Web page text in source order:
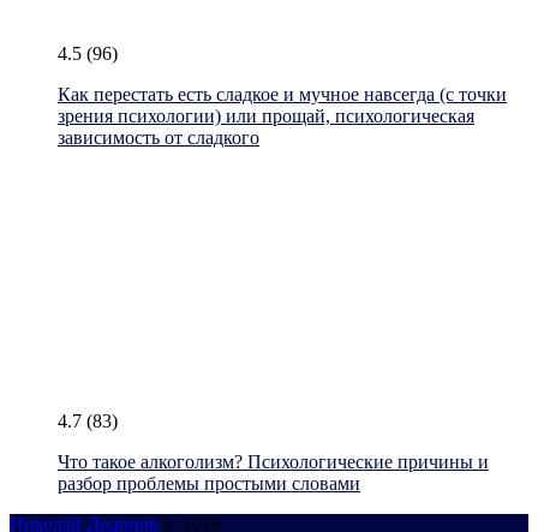
4.5 (96)
Как перестать есть сладкое и мучное навсегда (с точки
зрения психологии) или прощай, психологическая
зависимость от сладкого
4.7 (83)
Что такое алкоголизм? Психологические причины и
разбор проблемы простыми словами
Николай Додонов © 2026